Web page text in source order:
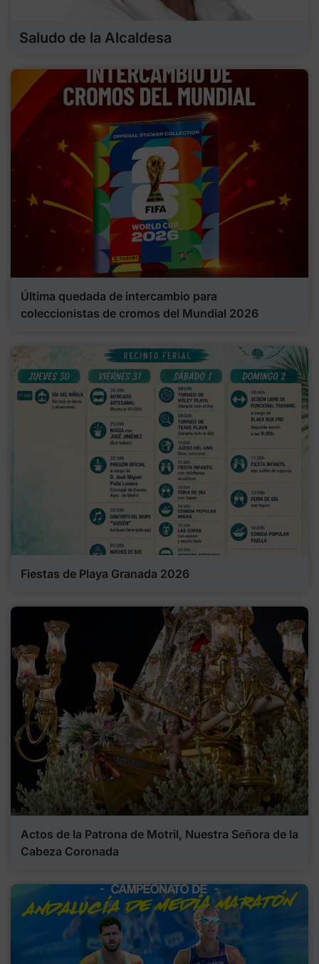
Saludo de la Alcaldesa
Última quedada de intercambio para
coleccionistas de cromos del Mundial 2026
Fiestas de Playa Granada 2026
Actos de la Patrona de Motril, Nuestra Señora de la
Cabeza Coronada